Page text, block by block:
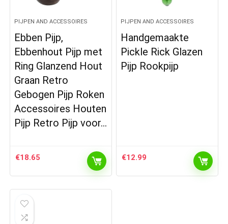
PIJPEN AND ACCESSOIRES
Ebben Pijp,
Ebbenhout Pijp met
Ring Glanzend Hout
Graan Retro
Gebogen Pijp Roken
Accessoires Houten
Pijp Retro Pijp voor…
€18.65
PIJPEN AND ACCESSOIRES
Handgemaakte
Pickle Rick Glazen
Pijp Rookpijp
€12.99